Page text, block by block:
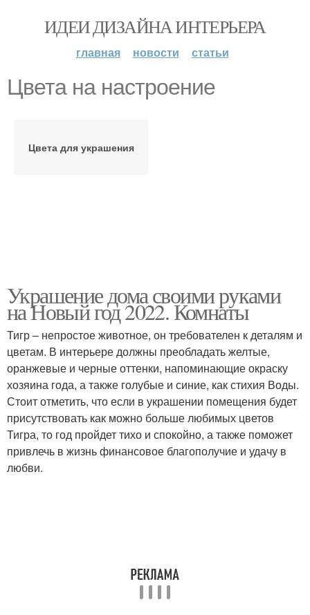
ИДЕИ ДИЗАЙНА ИНТЕРЬЕРА
главная новости статьи
Цвета на настроение
Цвета для украшения
Украшение дома своими руками
на Новый год 2022. Комнаты
Тигр – непростое животное, он требователен к деталям и
цветам. В интерьере должны преобладать желтые,
оранжевые и черные оттенки, напоминающие окраску
хозяина года, а также голубые и синие, как стихия Воды.
Стоит отметить, что если в украшении помещения будет
присутствовать как можно больше любимых цветов
Тигра, то год пройдет тихо и спокойно, а также поможет
привлечь в жизнь финансовое благополучие и удачу в
любви.